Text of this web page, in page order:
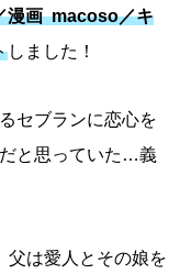
漫画 macoso／キ
しました！
セブランに恋心を
と思っていた…義
父は愛人とその娘を